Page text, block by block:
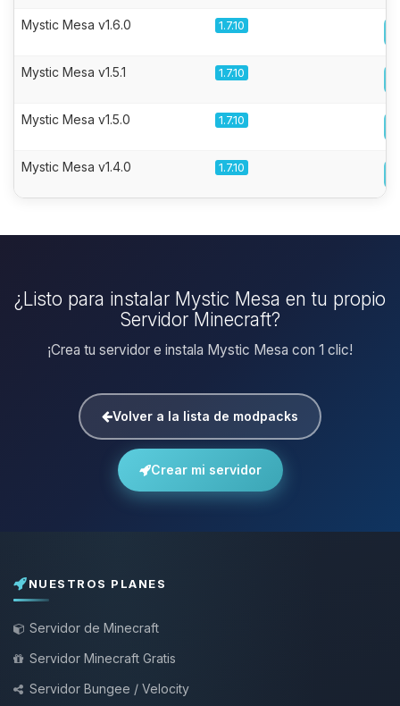
Mystic Mesa v1.6.0 1.7.10
Mystic Mesa v1.5.1 1.7.10
Mystic Mesa v1.5.0 1.7.10
Mystic Mesa v1.4.0 1.7.10
¿Listo para instalar Mystic Mesa en tu propio
Servidor Minecraft?
¡Crea tu servidor e instala Mystic Mesa con 1 clic!
Volver a la lista de modpacks
Crear mi servidor
NUESTROS PLANES
Servidor de Minecraft
Servidor Minecraft Gratis
Servidor Bungee / Velocity